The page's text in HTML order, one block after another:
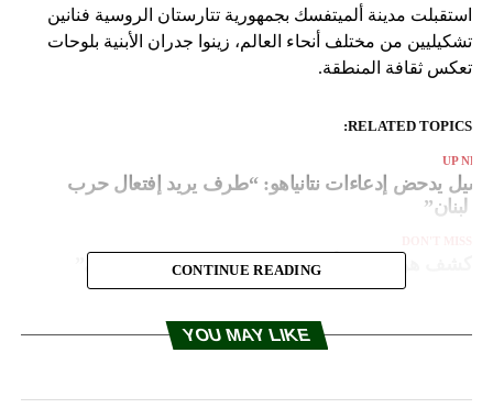
استقبلت مدينة ألميتفسك بجمهورية تتارستان الروسية فنانين
تشكيليين من مختلف أنحاء العالم، زينوا جدران الأبنية بلوحات
تعكس ثقافة المنطقة.
RELATED TOPICS:
UP
يدحض إدعاءات نتانياهو: “طرف يريد إفتعال حرب
لبنان”
كشف هوية “المرأة الغامضة داخل التابوت الحديدي”
CONTINUE READING
YOU MAY LIKE